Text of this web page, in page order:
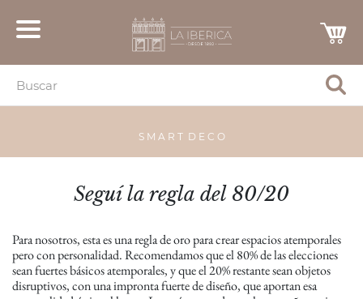
S M A R T D E C O
Seguí la regla del 80/20
Para nosotros, esta es una regla de oro para crear espacios atemporales
pero con personalidad. Recomendamos que el 80% de las elecciones
sean fuertes básicos atemporales, y que el 20% restante sean objetos
disruptivos, con una impronta fuerte de diseño, que aportan esa